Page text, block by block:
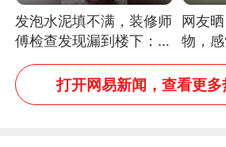
发泡水泥填不满，装修师
傅检查发现漏到楼下：出
风口未延伸到外墙
网友
物，
些不
打开网易新闻，查看更